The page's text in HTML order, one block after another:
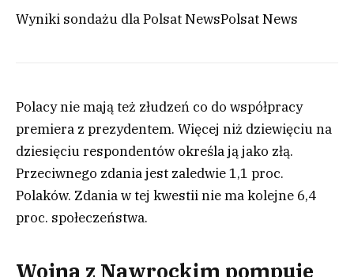
Wyniki sondażu dla Polsat NewsPolsat News
Polacy nie mają też złudzeń co do współpracy
premiera z prezydentem. Więcej niż dziewięciu na
dziesięciu respondentów określa ją jako złą.
Przeciwnego zdania jest zaledwie 1,1 proc.
Polaków. Zdania w tej kwestii nie ma kolejne 6,4
proc. społeczeństwa.
Wojna z Nawrockim pompuje